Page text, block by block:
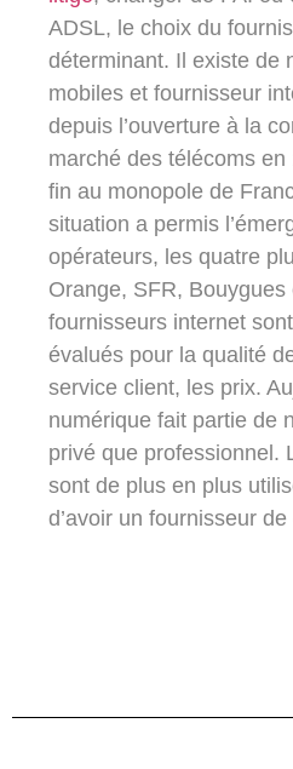
ADSL, le choix du
déterminant. Il existe de
mobiles et fournisseur
depuis l’ouverture à la
marché des télécoms
fin au monopole de
situation a permis
opérateurs, les quatre
Orange, SFR,
fournisseurs internet
évalués pour la qualité
service client, les prix.
numérique fait partie de
privé que professionnel.
sont de plus en plus
d’avoir un fournisseur